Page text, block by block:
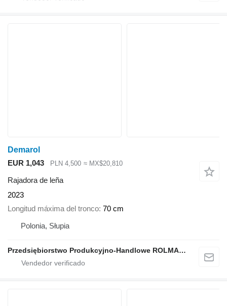
Demarol
EUR 1,043
PLN 4,500 ≈ MX$20,810
Rajadora de leña
2023
Longitud máxima del tronco 70 cm
Polonia, Słupia
Przedsiębiorstwo Produkcyjno-Handlowe ROLMAPOL Marcin Dziekan